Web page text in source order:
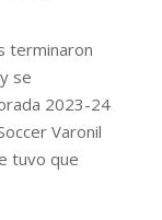
terminaron
se
2023-24
Varonil
tuvo que